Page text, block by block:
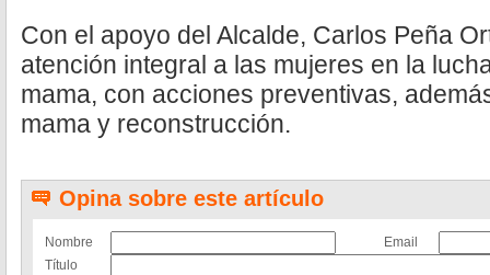
Con el apoyo del Alcalde, Carlos Peña
atención integral a las mujeres en la
mama, con acciones preventivas,
mama y reconstrucción.
Opina sobre este artículo
Nombre
Email
Título